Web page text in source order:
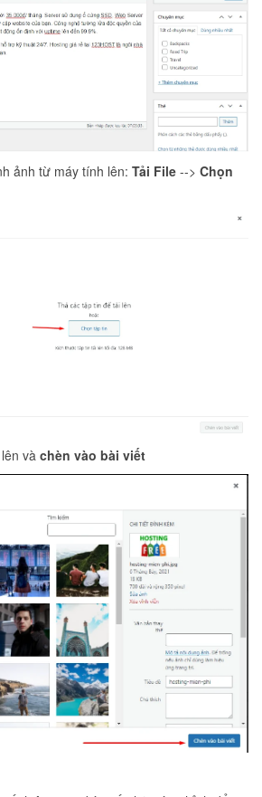
ảnh từ máy tính lên: Tải File --> Chọn
và chèn vào bài viết